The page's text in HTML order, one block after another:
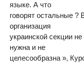
языке. А что
говорят остальные ?
организация
украинской секции
нужна и не
целесообразна »,